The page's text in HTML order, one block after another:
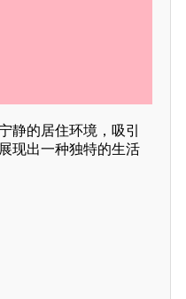
静的居住环境，吸引
现出一种独特的生活